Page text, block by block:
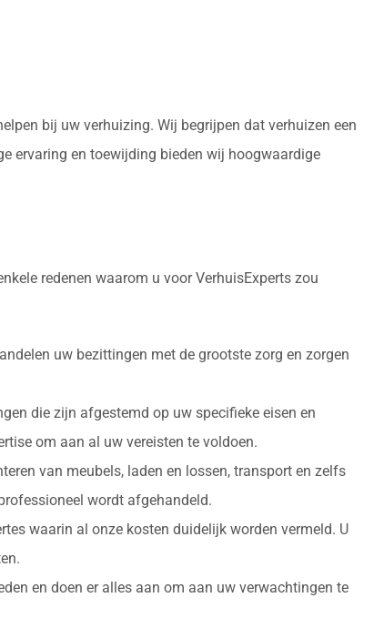
bij uw verhuizing. Wij begrijpen dat verhuizen een
ervaring en toewijding bieden wij hoogwaardige
redenen waarom u voor VerhuisExperts zou
uw bezittingen met de grootste zorg en zorgen
die zijn afgestemd op uw specifieke eisen en
om aan al uw vereisten te voldoen.
van meubels, laden en lossen, transport en zelfs
wordt afgehandeld.
waarin al onze kosten duidelijk worden vermeld. U
en doen er alles aan om aan uw verwachtingen te